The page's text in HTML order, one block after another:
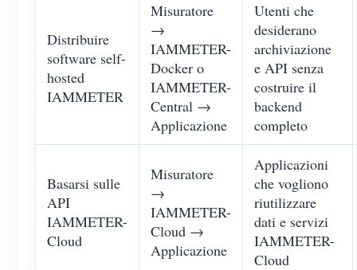
Distribuire
software self-
hosted
IAMMETER
Misuratore
→
IAMMETER-
Docker o
IAMMETER-
Central →
Applicazione
Utenti che
desiderano
archiviazione
e API senza
costruire il
backend
completo
Basarsi sulle
API
IAMMETER-
Cloud
Misuratore
→
IAMMETER-
Cloud →
Applicazione
Applicazioni
che vogliono
riutilizzare
dati e servizi
IAMMETER-
Cloud